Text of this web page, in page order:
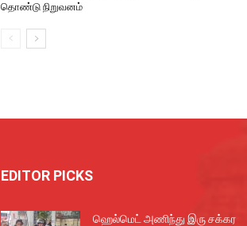
தொண்டு நிறுவனம்
EDITOR PICKS
ஹெல்மெட் அணிந்து இரு சக்கர